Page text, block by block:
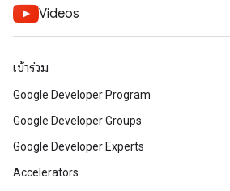
Videos
เข้าร่วม
Google Developer Program
Google Developer Groups
Google Developer Experts
Accelerators